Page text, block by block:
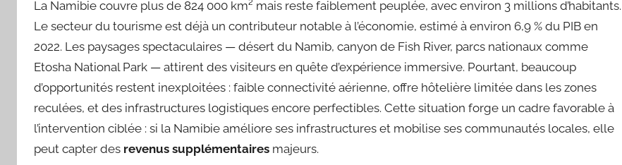
La Namibie couvre plus de 824 000 km² mais reste faiblement peuplée, avec environ 3 millions d’habitants.
Le secteur du tourisme est déjà un contributeur notable à l’économie, estimé à environ 6,9 % du PIB en
2022. Les paysages spectaculaires — désert du Namib, canyon de Fish River, parcs nationaux comme
Etosha National Park — attirent des visiteurs en quête d’expérience immersive. Pourtant, beaucoup
d’opportunités restent inexploitées : faible connectivité aérienne, offre hôtelière limitée dans les zones
reculées, et des infrastructures logistiques encore perfectibles. Cette situation forge un cadre favorable à
l’intervention ciblée : si la Namibie améliore ses infrastructures et mobilise ses communautés locales, elle
peut capter des revenus supplémentaires majeurs.